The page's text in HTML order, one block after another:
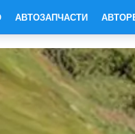
АВТОЗАПЧАСТИ